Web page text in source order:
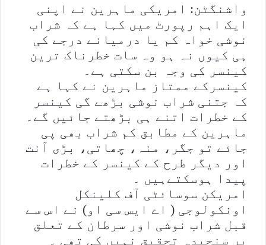
واشنگٹن: امریکی ماہرین نے اپنی
ایک اہم رپورٹ میں کہا ہے کہ شراب
نوشی خواہ کم یا درمیانے درجے کی
ہی کیوں نہ ہو وہ سات خطرناک ترین
کینسر کی وجہ بن سکتی ہے۔
کینسرکے ممتاز ماہرین نے کہا ہے
کہ جتنی شراب نوشی بڑھے گی کینسر
کے خطرات اتنے ہی بڑھتے جائیں گے۔
ماہرین کے مطابق کم شراب بھی پی
جائے تو جگر، منہ، چھاتی، بڑی آنت
اور دیگر طرح کے کینسر کے خطرات
پیدا ہوسکتےہیں ۔
امریکن سوسائٹی آف کلینکل
اونکولوجی ( اے ایس سی او) نے اس سے
قبل شراب نوشی اور سرطان کے تعلق
پر سنجیدہ تحقیق نہیں کی تھی ۔